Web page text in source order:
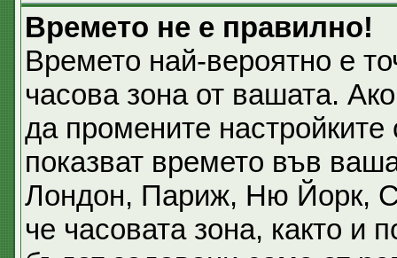
Времето не е правилно!
Времето най-вероятно е
часова зона от вашата.
да промените
показват времето във
Лондон, Париж, Ню Йорк,
че часовата зона, както и